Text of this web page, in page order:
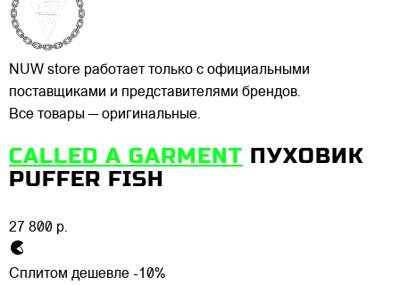
NUW store работает только с официальными
поставщиками и представителями брендов.
Все товары — оригинальные.
CALLED A GARMENT ПУХОВИК
PUFFER FISH
27 800 р.
Сплитом дешевле -10%